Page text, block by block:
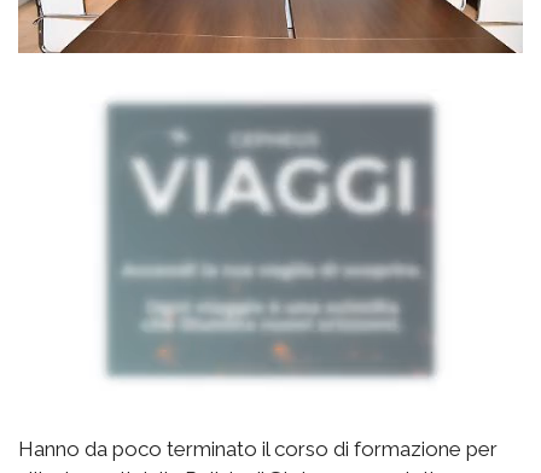
Hanno da poco terminato il corso di formazione per